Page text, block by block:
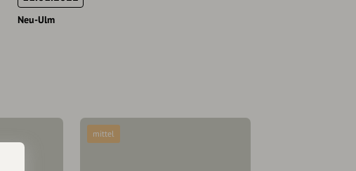
Neu-Ulm
mittel